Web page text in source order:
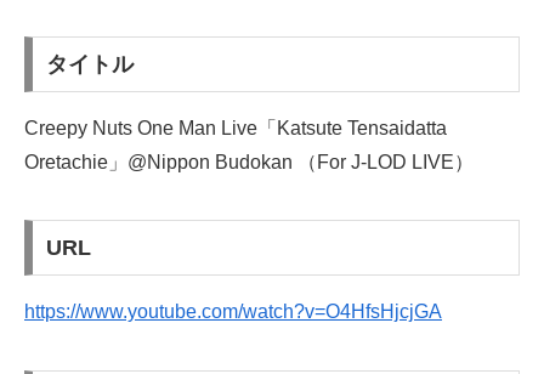
タイトル
Creepy Nuts One Man Live「Katsute Tensaidatta
Oretachie」@Nippon Budokan （For J-LOD LIVE）
URL
https://www.youtube.com/watch?v=O4HfsHjcjGA